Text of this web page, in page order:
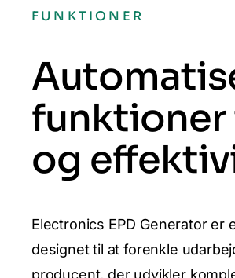
FUNKTIONER
og
Electronics EPD Generator
designet til at forenkle
producent, der udvikler